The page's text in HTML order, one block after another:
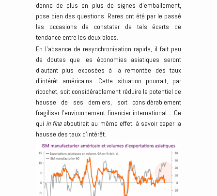
donne de plus en plus de signes d’emballement,
pose bien des questions. Rares ont été par le passé
les occasions de constater de tels écarts de
tendance entre les deux blocs.
En l’absence de resynchronisation rapide, il fait peu
de doutes que les économies asiatiques seront
d’autant plus exposées à la remontée des taux
d’intérêt américains. Cette situation pourrait, par
ricochet, soit considérablement réduire le potentiel de
hausse de ses derniers, soit considérablement
fragiliser l’environnement financier international… Ce
qui in fineaboutirait au même effet, à savoir caper la
hausse des taux d’intérêt.